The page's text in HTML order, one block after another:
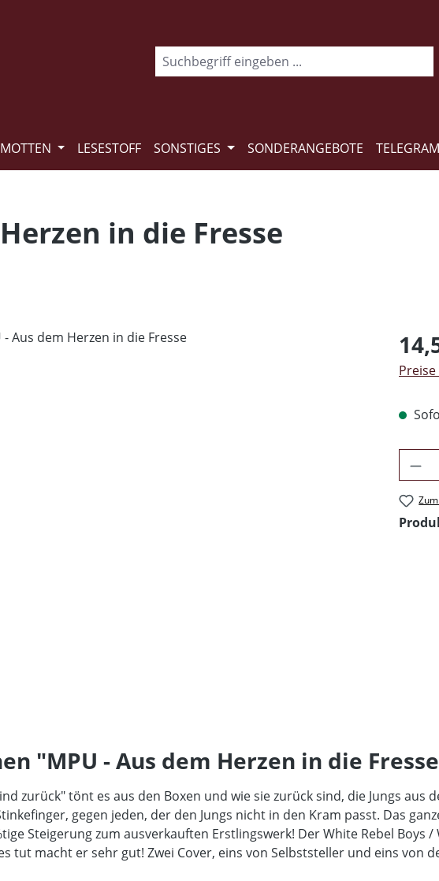
LESESTOFF SONSTIGES SONDERANGEBOTE
in die Fresse
"MPU - Aus dem Herzen in die
zurück" tönt es aus den Boxen und wie sie zurück sind, die Jungs
gegen jeden, der den Jungs nicht in den Kram passt. Das
Steigerung zum ausverkauften Erstlingswerk! Der White Rebel
tut macht er sehr gut! Zwei Cover, eins von Selbststeller und eins von